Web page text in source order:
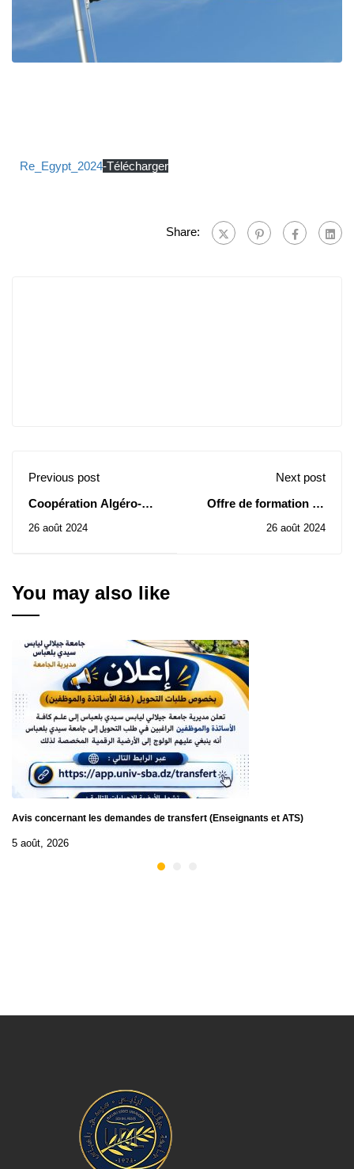
Re_Egypt_2024-Télécharger
Share:
Previous post
Coopération Algéro-
Foreign Language
26 août 2024
Next post
Offre de formation en
26 août 2024
You may also like
Avis concernant les demandes de transfert (Enseignants et ATS)
5 août, 2026